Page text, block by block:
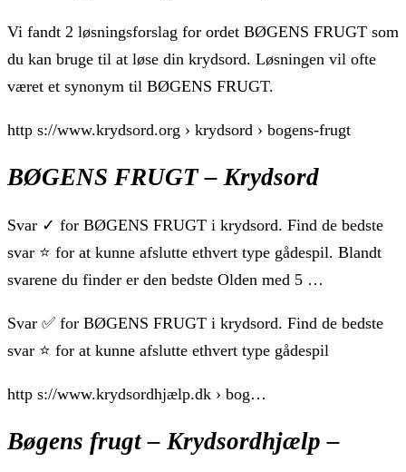
Vi fandt 2 løsningsforslag for ordet BØGENS FRUGT som
du kan bruge til at løse din krydsord. Løsningen vil ofte
været et synonym til BØGENS FRUGT.
http s://www.krydsord.org › krydsord › bogens-frugt
BØGENS FRUGT – Krydsord
Svar ✓ for BØGENS FRUGT i krydsord. Find de bedste
svar ⭐ for at kunne afslutte ethvert type gådespil. Blandt
svarene du finder er den bedste Olden med 5 …
Svar ✅ for BØGENS FRUGT i krydsord. Find de bedste
svar ⭐ for at kunne afslutte ethvert type gådespil
http s://www.krydsordhjælp.dk › bog…
Bøgens frugt – Krydsordhjælp –